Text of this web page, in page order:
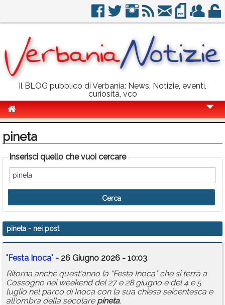
Il BLOG pubblico di Verbania: News, Notizie, eventi,
curiosità, vco
Politica
Sport
Eventi
Info Utili
Rubriche
Calendario
Annunci
pineta
Inserisci quello che vuoi cercare
pineta - nei post
"Festa Inoca" - 26 Giugno 2026 - 10:03
Ritorna anche quest'anno la "Festa Inoca" che si terrà a
Cossogno nei weekend del 27 e 28 giugno e del 4 e 5
luglio nel parco di Inoca con la sua chiesa seicentesca e
all'ombra della secolare pineta.